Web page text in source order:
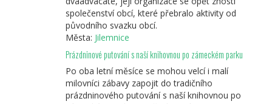
společenství obcí, které přebralo aktivity od
původního svazku obcí.
Města: Jilemnice
Prázdninové putování s naší knihovnou po zámeckém parku
Po oba letní měsíce se mohou velcí i malí
milovníci zábavy zapojit do tradičního
prázdninového putování s naší knihovnou po